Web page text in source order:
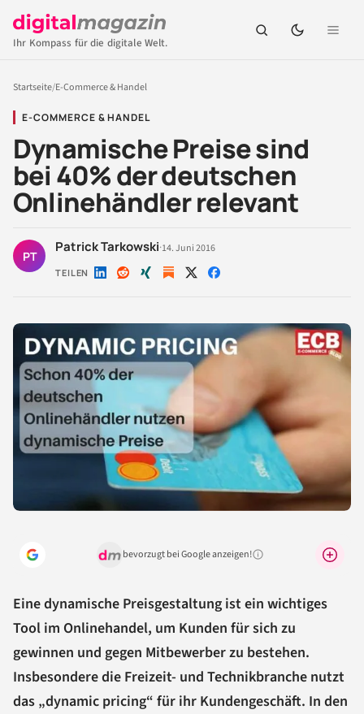
Ihr Kompass für die digitale Welt.
Startseite/E-Commerce & Handel
E-COMMERCE & HANDEL
Dynamische Preise sind
bei 40% der deutschen
Onlinehändler relevant
PT
Patrick Tarkowski·14. Juni 2016
TEILEN Auf Auf Auf Auf Auf
bevorzugt bei Google anzeigen!Warum lohnt sich das?
Eine dynamische Preisgestaltung ist ein wichtiges
Tool im Onlinehandel, um Kunden für sich zu
gewinnen und gegen Mitbewerber zu bestehen.
Insbesondere die Freizeit- und Technikbranche nutzt
das „dynamic pricing“ für ihr Kundengeschäft. In den